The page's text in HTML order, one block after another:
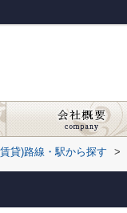
貸)路線・駅から探す >